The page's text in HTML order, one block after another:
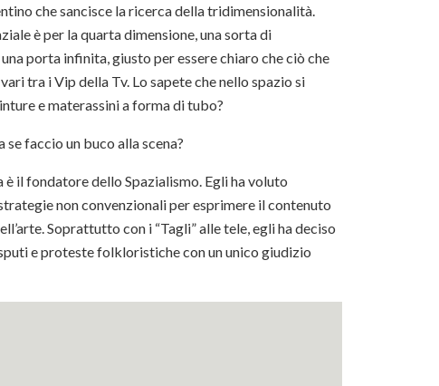
che sancisce la ricerca della tridimensionalità.
è per la quarta dimensione, una sorta di
porta infinita, giusto per essere chiaro che ciò che
tra i Vip della Tv. Lo sapete che nello spazio si
e materassini a forma di tubo?
faccio un buco alla scena?
è il fondatore dello Spazialismo. Egli ha voluto
non convenzionali per esprimere il contenuto
Soprattutto con i “Tagli” alle tele, egli ha deciso
e proteste folkloristiche con un unico giudizio